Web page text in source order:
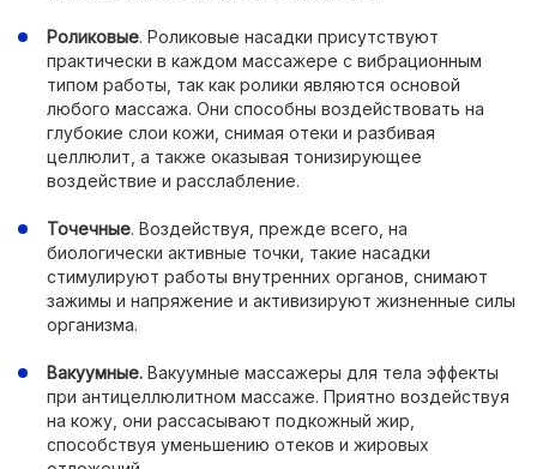
Роликовые. Роликовые насадки присутствуют
практически в каждом массажере с вибрационным
типом работы, так как ролики являются основой
любого массажа. Они способны воздействовать на
глубокие слои кожи, снимая отеки и разбивая
целлюлит, а также оказывая тонизирующее
воздействие и расслабление.
Точечные. Воздействуя, прежде всего, на
биологически активные точки, такие насадки
стимулируют работы внутренних органов, снимают
зажимы и напряжение и активизируют жизненные силы
организма.
Вакуумные. Вакуумные массажеры для тела эффекты
при антицеллюлитном массаже. Приятно воздействуя
на кожу, они рассасывают подкожный жир,
способствуя уменьшению отеков и жировых